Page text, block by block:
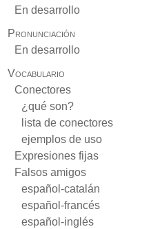
En desarrollo
Pronunciación
En desarrollo
Vocabulario
Conectores
¿qué son?
lista de conectores
ejemplos de uso
Expresiones fijas
Falsos amigos
español-catalán
español-francés
español-inglés